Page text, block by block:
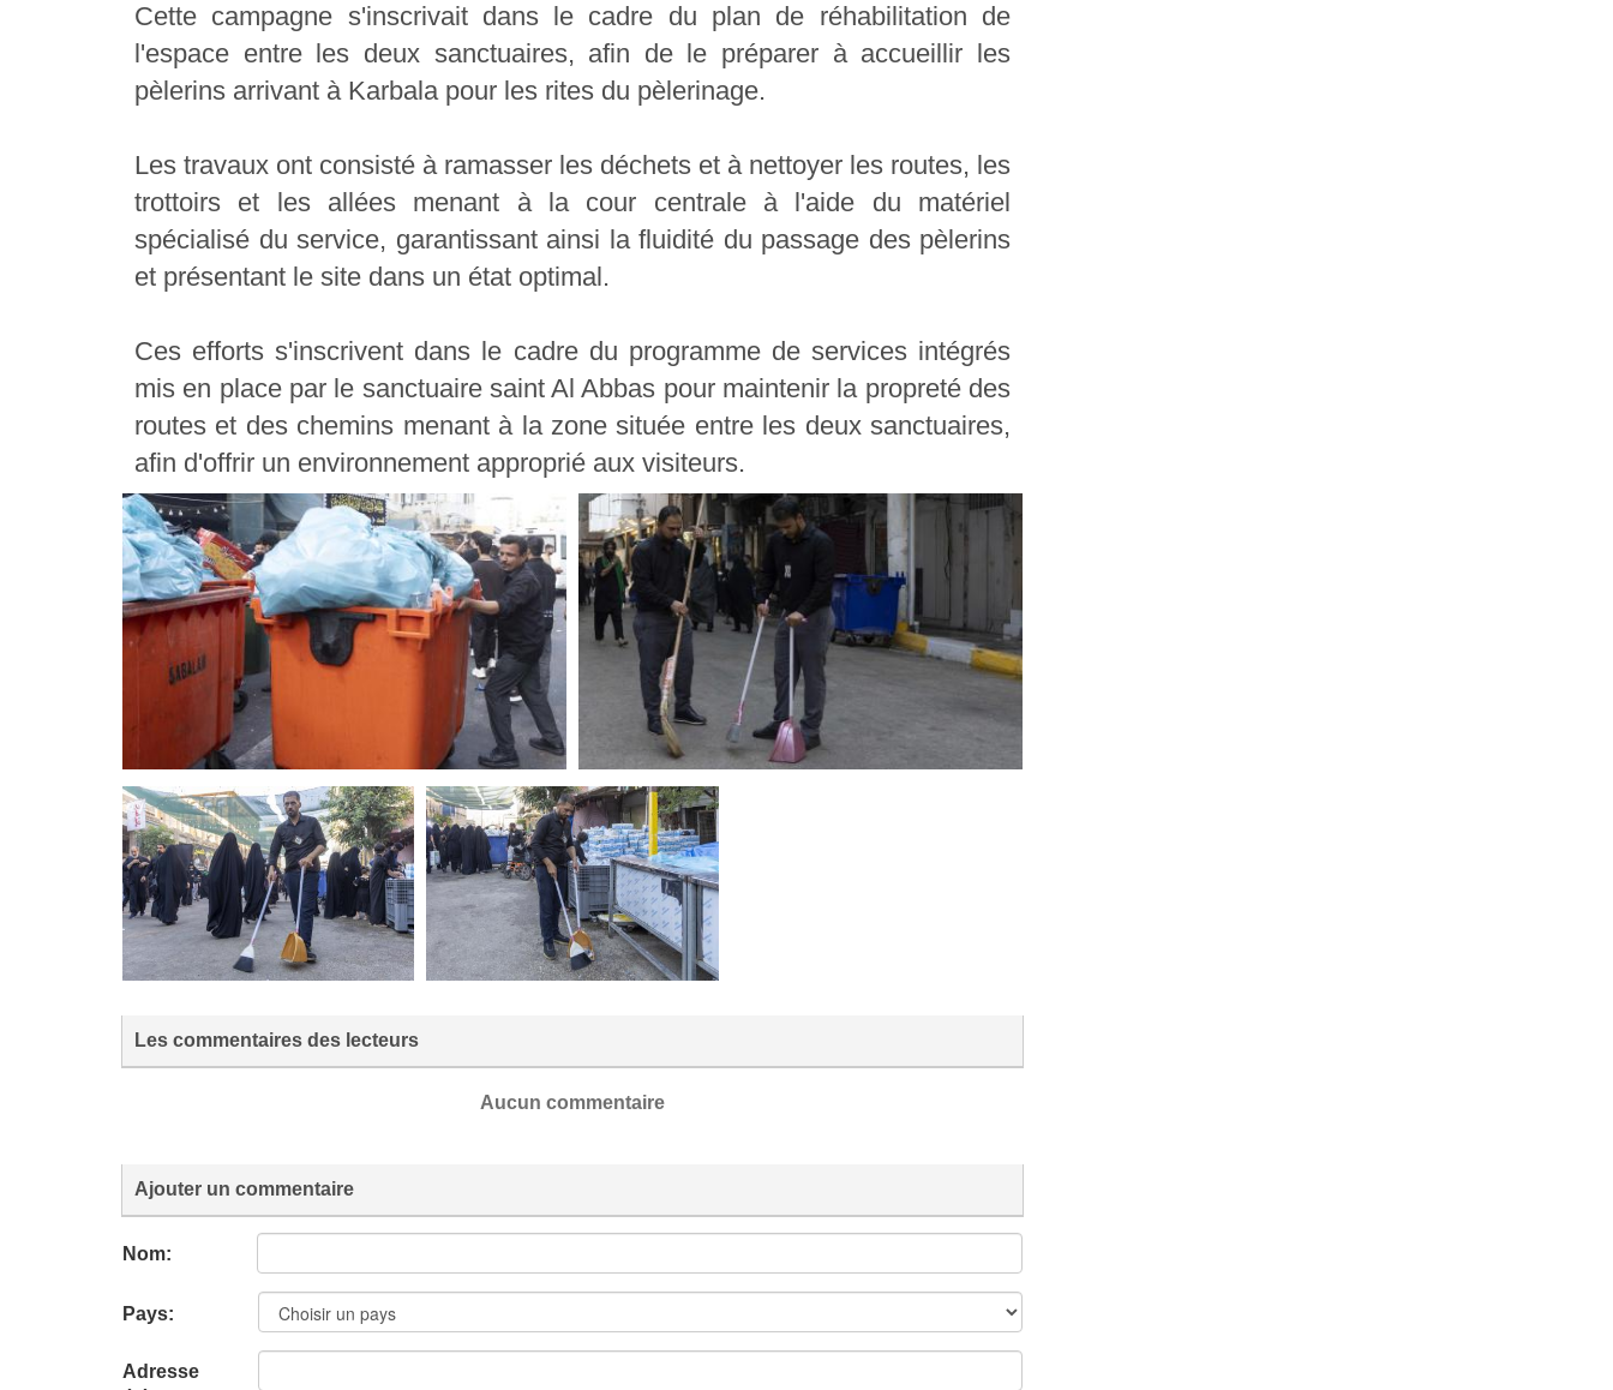
Cette campagne s'inscrivait dans le cadre du plan de réhabilitation de
l'espace entre les deux sanctuaires, afin de le préparer à accueillir les
pèlerins arrivant à Karbala pour les rites du pèlerinage.
Les travaux ont consisté à ramasser les déchets et à nettoyer les routes, les
trottoirs et les allées menant à la cour centrale à l'aide du matériel
spécialisé du service, garantissant ainsi la fluidité du passage des pèlerins
et présentant le site dans un état optimal.
Ces efforts s'inscrivent dans le cadre du programme de services intégrés
mis en place par le sanctuaire saint Al Abbas pour maintenir la propreté des
routes et des chemins menant à la zone située entre les deux sanctuaires,
afin d'offrir un environnement approprié aux visiteurs.
Les commentaires des lecteurs
Aucun commentaire
Ajouter un commentaire
Nom:
Pays:
Adresse